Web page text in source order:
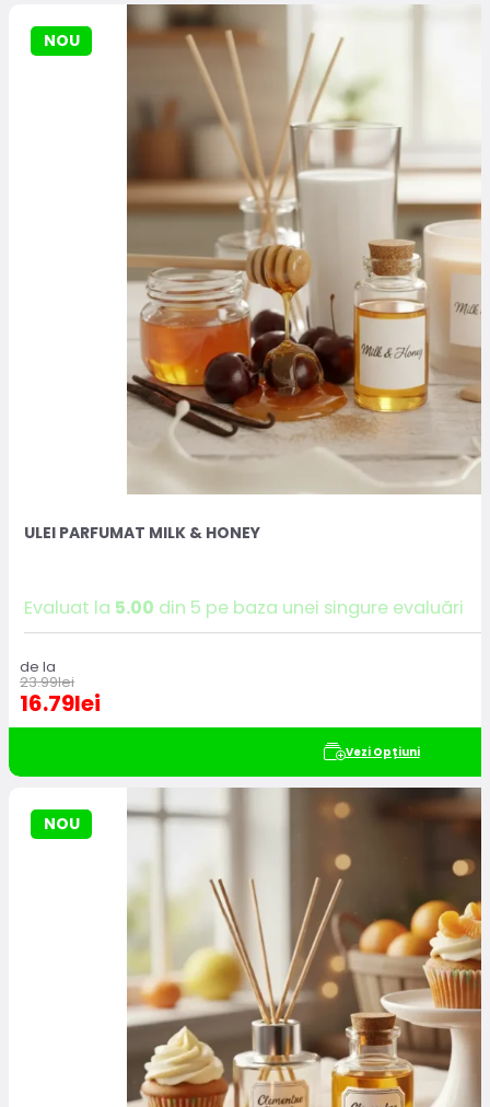
NOU
ULEI PARFUMAT MILK & HONEY
Evaluat la 5.00 din 5 pe baza unei singure evaluări
de la
23.99lei
16.79lei
Vezi Opțiuni
NOU